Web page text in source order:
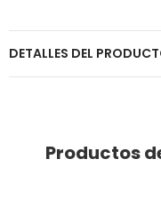
DETALLES DEL
Productos